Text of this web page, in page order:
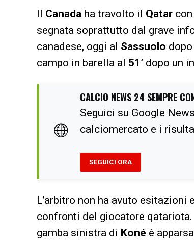
Il Canada ha travolto il Qatar
segnata soprattutto dal grave
canadese, oggi al Sassuolo dopo
campo in barella al 51’ dopo un
🌐
CALCIO NEWS 24 SEMPRE
Seguici su Google
calciomercato e i
SEGUICI ORA
L’arbitro non ha avuto
confronti del giocatore
gamba sinistra di Koné è